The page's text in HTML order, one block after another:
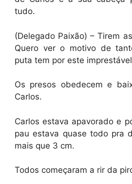
tudo.
(Delegado Paixão) – Tirem
Quero ver o motivo de
puta tem por este imprestável
Os presos obedecem e
Carlos.
Carlos estava apavorado e
pau estava quase todo pra
mais que 3 cm.
Todos começaram a rir da